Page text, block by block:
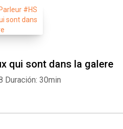
qui sont dans la galere
Duración: 30min